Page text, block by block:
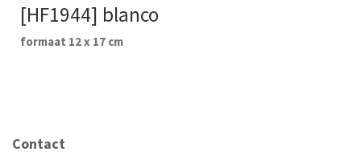
[HF1944] blanco
formaat 12 x 17 cm
Contact